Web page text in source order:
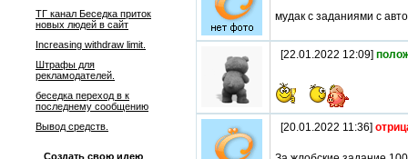
ТГ канал Беседка приток
новых людей в сайт
Increasing withdraw limit.
Штрафы для
рекламодателей.
беседка переход в к
последнему сообщению
Вывод средств.
Создать свою идею
мудак с заданиями с
[22.01.2022 12:09]
[20.01.2022 11:36]